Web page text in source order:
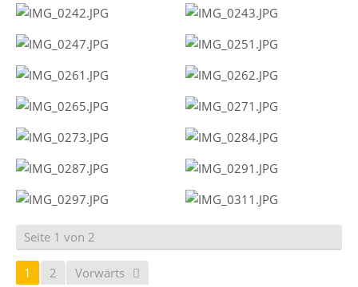
Seite 1 von 2
1 2 Vorwärts